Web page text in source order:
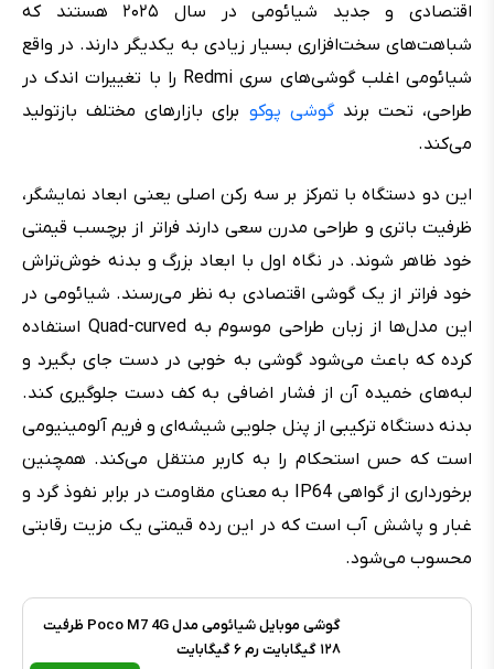
اقتصادی و جدید شیائومی در سال ۲۰۲۵ هستند که
شباهت‌های سخت‌افزاری بسیار زیادی به یکدیگر دارند. در واقع
شیائومی اغلب گوشی‌های سری Redmi را با تغییرات اندک در
طراحی، تحت برندگوشی پوکو برای بازارهای مختلف بازتولید
می‌کند.
این دو دستگاه با تمرکز بر سه رکن اصلی یعنی ابعاد نمایشگر،
ظرفیت باتری و طراحی مدرن سعی دارند فراتر از برچسب قیمتی
خود ظاهر شوند. در نگاه اول با ابعاد بزرگ و بدنه خوش‌تراش
خود فراتر از یک گوشی اقتصادی به نظر می‌رسند. شیائومی در
این مدل‌ها از زبان طراحی موسوم به Quad-curved استفاده
کرده که باعث می‌شود گوشی به خوبی در دست جای بگیرد و
لبه‌های خمیده آن از فشار اضافی به کف دست جلوگیری کند.
بدنه دستگاه ترکیبی از پنل جلویی شیشه‌ای و فریم آلومینیومی
است که حس استحکام را به کاربر منتقل می‌کند. همچنین
برخورداری از گواهی IP64 به معنای مقاومت در برابر نفوذ گرد و
غبار و پاشش آب است که در این رده قیمتی یک مزیت رقابتی
محسوب می‌شود.
گوشی موبایل شیائومی مدل Poco M7 4G ظرفیت
۱۲۸ گیگابایت رم ۶ گیگابایت